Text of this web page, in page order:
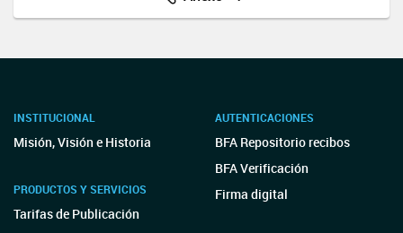
INSTITUCIONAL
Misión, Visión e Historia
PRODUCTOS Y SERVICIOS
Tarifas de Publicación
AUTENTICACIONES
BFA Repositorio recibos
BFA Verificación
Firma digital